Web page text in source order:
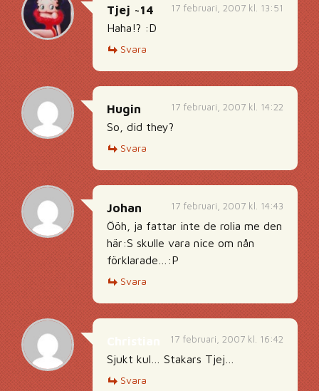
17 februari, 2007 kl. 13:51
Tjej ~14
Haha!? :D
Svara
17 februari, 2007 kl. 14:22
Hugin
So, did they?
Svara
17 februari, 2007 kl. 14:43
Johan
Ööh, ja fattar inte de rolia me den
här:S skulle vara nice om nån
förklarade…:P
Svara
17 februari, 2007 kl. 16:42
Sjukt kul… Stakars Tjej…
Svara